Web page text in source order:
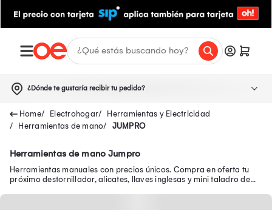
¿Dónde te gustaría recibir tu pedido?
Electrohogar
Herramientas y Electricidad
Herramientas de mano
JUMPRO
Herramientas de mano Jumpro
Herramientas manuales con precios únicos. Compra en oferta tu
próximo destornillador, alicates, llaves inglesas y mini taladro de